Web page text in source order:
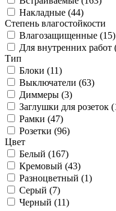
Способ установки
Встраиваемые (163)
Накладные (44)
Степень влагостойкости
Влагозащищенные (15)
Для внутренних работ
Тип
Блоки (11)
Выключатели
Диммеры (3)
Заглушки для розеток
Рамки (47)
Розетки
Цвет
Белый (167)
Кремовый (43)
Разноцветный
Серый (7)